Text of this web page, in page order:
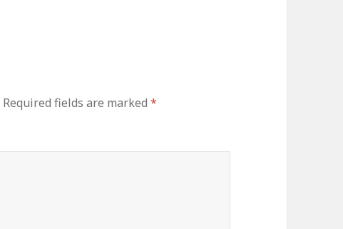
Required fields are marked*